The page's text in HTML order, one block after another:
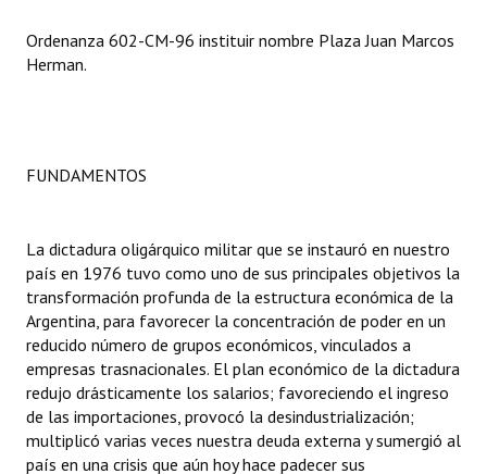
Informes de Gestión
Informes de Unidad Coordinadora
Ejecución Presupuestaria
Actas de Audiencias Públicas
NORMATIVA
Comunicaciones
Ordenanza 602-CM-96 instituir nombre Plaza Juan Marcos
Herman.
FUNDAMENTOS
La dictadura oligárquico militar que se instauró en nuestro
país en 1976 tuvo como uno de sus principales objetivos la
transformación profunda de la estructura económica de la
Argentina, para favorecer la concentración de poder en un
reducido número de grupos económicos, vinculados a
empresas trasnacionales. El plan económico de la dictadura
redujo drásticamente los salarios; favoreciendo el ingreso
de las importaciones, provocó la desindustrialización;
multiplicó varias veces nuestra deuda externa y sumergió al
país en una crisis que aún hoy hace padecer sus